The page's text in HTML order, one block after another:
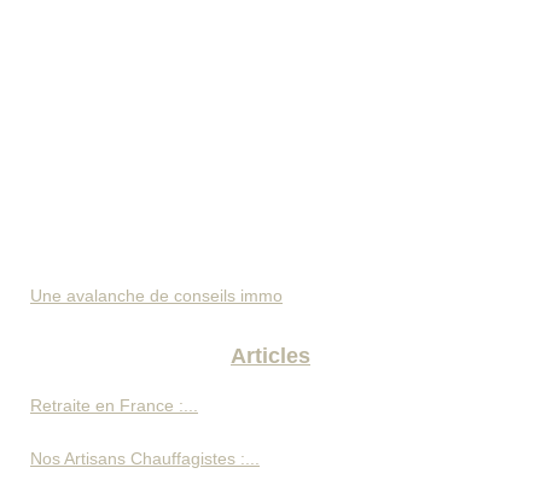
Une avalanche de conseils immo
Articles
Retraite en France :...
Nos Artisans Chauffagistes :...